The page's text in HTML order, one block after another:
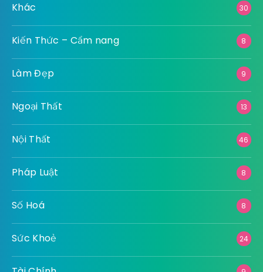
Khác 30
Kiến Thức – Cẩm nang 8
Làm Đẹp 9
Ngoại Thất 13
Nội Thất 46
Pháp Luật 8
Số Hoá 8
Sức Khoẻ 24